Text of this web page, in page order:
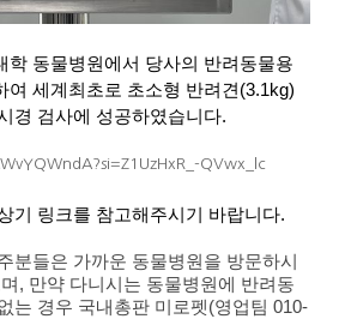
학 동물병원에서 당사의 반려동물용
여 세계최초로 초소형 반려견 (3.1kg)
경 검사에 성공하였습니다.
QVwx_lc
기 링크를 참고해주시기 바랍니다.
분들은 가까운 동물병원을 방문하시
, 만약 다니시는 동물병원에 반려동
는 경우 국내총판 미로펫(영업팀 010-